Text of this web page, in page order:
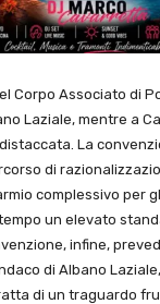
Corpo Associato di
Laziale, mentre a
La
di
complessivo per
un elevato
infine,
di Albano
di un traguardo